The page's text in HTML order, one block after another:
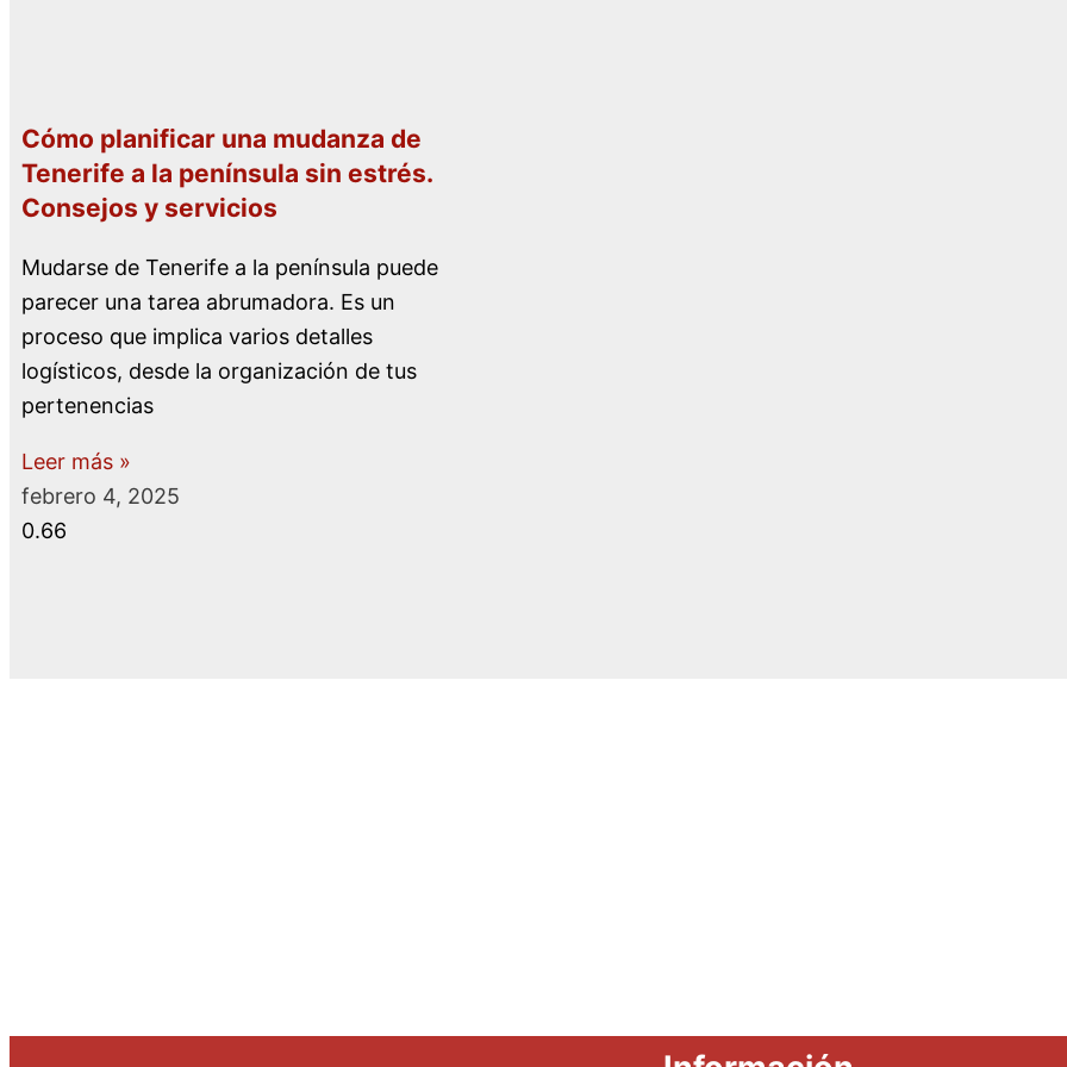
Cómo planificar una mudanza de
Tenerife a la península sin estrés.
Consejos y servicios
Mudarse de Tenerife a la península puede
parecer una tarea abrumadora. Es un
proceso que implica varios detalles
logísticos, desde la organización de tus
pertenencias
Leer más »
febrero 4, 2025